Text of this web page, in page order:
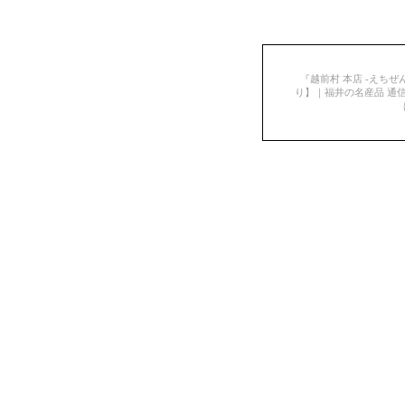
『越前村 本店 -えち
り】｜福井の名産品 通